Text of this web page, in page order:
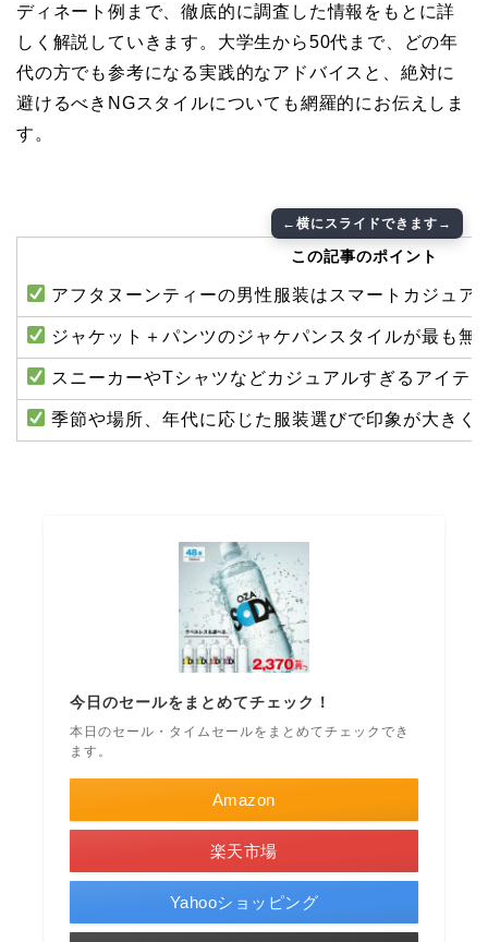
ディネート例まで、徹底的に調査した情報をもとに詳
しく解説していきます。大学生から50代まで、どの年
代の方でも参考になる実践的なアドバイスと、絶対に
避けるべきNGスタイルについても網羅的にお伝えしま
す。
この記事のポイント
アフタヌーンティーの男性服装はスマートカジュア
ジャケット＋パンツのジャケパンスタイルが最も無
スニーカーやTシャツなどカジュアルすぎるアイテ
季節や場所、年代に応じた服装選びで印象が大きく
今日のセールをまとめてチェック！
本日のセール・タイムセールをまとめてチェックでき
ます。
Amazon
楽天市場
Yahooショッピング